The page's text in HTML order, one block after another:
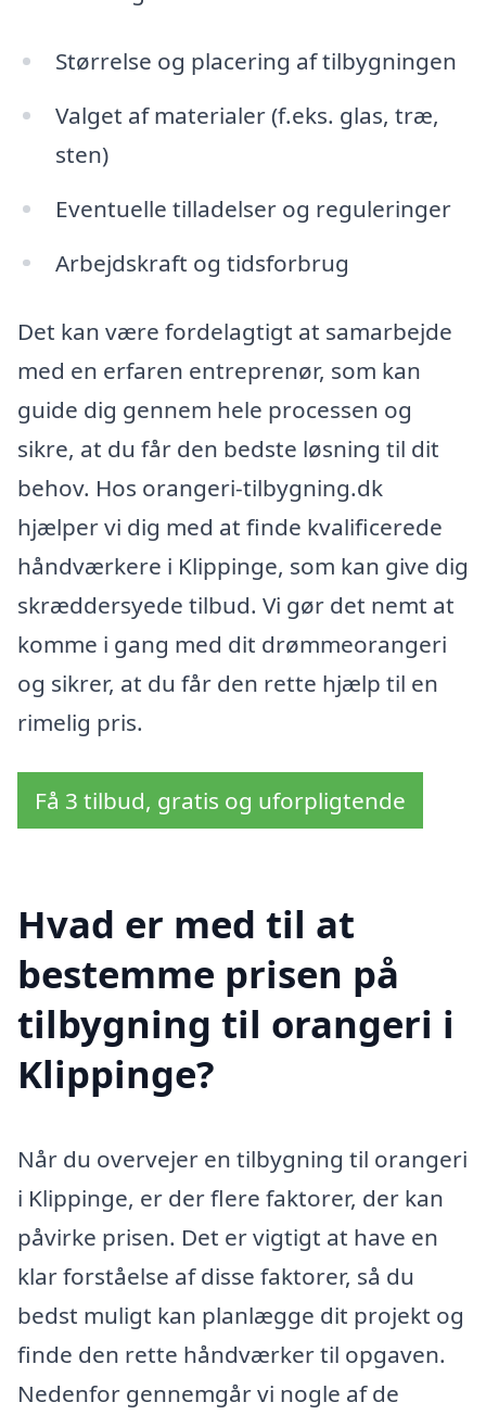
Størrelse og placering af tilbygningen
Valget af materialer (f.eks. glas, træ,
sten)
Eventuelle tilladelser og reguleringer
Arbejdskraft og tidsforbrug
Det kan være fordelagtigt at samarbejde
med en erfaren entreprenør, som kan
guide dig gennem hele processen og
sikre, at du får den bedste løsning til dit
behov. Hos orangeri-tilbygning.dk
hjælper vi dig med at finde kvalificerede
håndværkere i Klippinge, som kan give dig
skræddersyede tilbud. Vi gør det nemt at
komme i gang med dit drømmeorangeri
og sikrer, at du får den rette hjælp til en
rimelig pris.
Få 3 tilbud, gratis og uforpligtende
Hvad er med til at
bestemme prisen på
tilbygning til orangeri i
Klippinge?
Når du overvejer en tilbygning til orangeri
i Klippinge, er der flere faktorer, der kan
påvirke prisen. Det er vigtigt at have en
klar forståelse af disse faktorer, så du
bedst muligt kan planlægge dit projekt og
finde den rette håndværker til opgaven.
Nedenfor gennemgår vi nogle af de